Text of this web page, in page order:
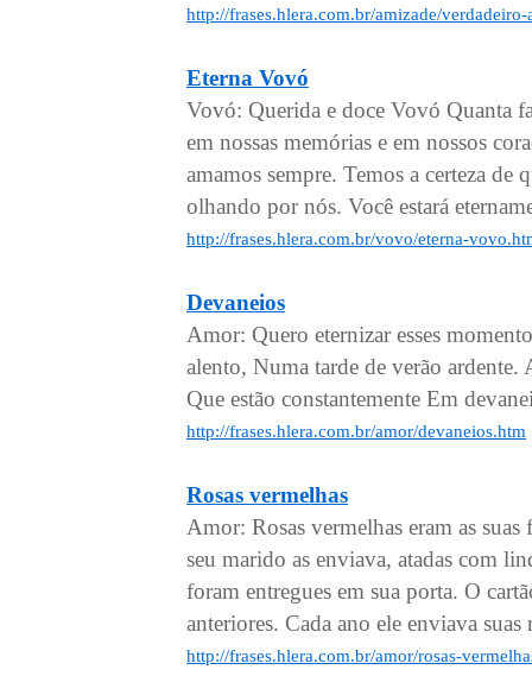
http://frases.hlera.com.br/amizade/
Eterna Vovó
Vovó: Querida e doce Vovó Quanta
em nossas memórias e em nossos
amamos sempre. Temos a certeza de
olhando por nós. Você estará
http://frases.hlera.com.br/vovo/eterna-
Devaneios
Amor: Quero eternizar esses
alento, Numa tarde de verão
Que estão constantemente Em
http://frases.hlera.com.br/amor/devaneios.htm
Rosas vermelhas
Amor: Rosas vermelhas eram as
seu marido as enviava, atadas com
foram entregues em sua porta. O
anteriores. Cada ano ele enviava suas
http://frases.hlera.com.br/amor/rosas-